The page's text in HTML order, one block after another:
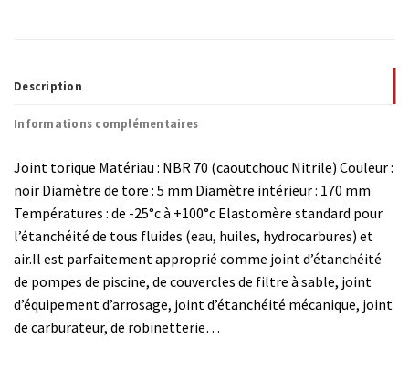
Description
Informations complémentaires
Joint torique Matériau : NBR 70 (caoutchouc Nitrile) Couleur :
noir Diamètre de tore : 5 mm Diamètre intérieur : 170 mm
Températures : de -25°c à +100°c Elastomère standard pour
l’étanchéité de tous fluides (eau, huiles, hydrocarbures) et
air.Il est parfaitement approprié comme joint d’étanchéité
de pompes de piscine, de couvercles de filtre à sable, joint
d’équipement d’arrosage, joint d’étanchéité mécanique, joint
de carburateur, de robinetterie…